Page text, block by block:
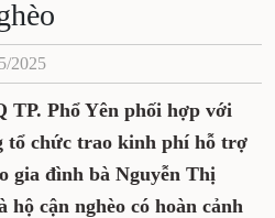
cận nghèo
05/2025
TP. Phổ Yên phối hợp
Hàng tổ chức trao kinh
đoàn kết cho gia